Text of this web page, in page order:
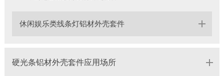
休闲娱乐类线条灯铝材外壳套件
硬光条铝材外壳套件应用场所